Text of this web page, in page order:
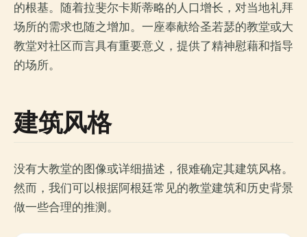
的根基。随着拉斐尔卡斯蒂略的人口增长，对当地礼拜
场所的需求也随之增加。一座奉献给圣若瑟的教堂或大
教堂对社区而言具有重要意义，提供了精神慰藉和指导
的场所。
建筑风格
没有大教堂的图像或详细描述，很难确定其建筑风格。
然而，我们可以根据阿根廷常见的教堂建筑和历史背景
做一些合理的推测。